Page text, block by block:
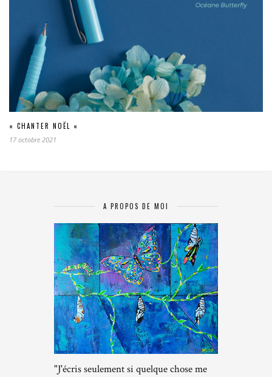
« CHANTER NOËL «
17 octobre 2021
A PROPOS DE MOI
"J'écris seulement si quelque chose me